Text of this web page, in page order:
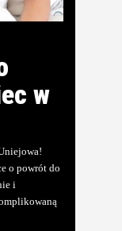
w
o powrót do
i